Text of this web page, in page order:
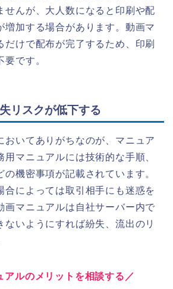
せんが、大人数になると印刷や配
増加する場合があります。動画マ
だけで配布が完了するため、印刷
です。
リスクが低下する
おいてありがちなのが、マニュア
用マニュアルには技術的な手順、
機密事項が記載されています。
合によっては取引相手にも迷惑を
画マニュアルは自社サーバー内で
ないようにすれば紛失、流出のリ
アルのメリットを相談する／